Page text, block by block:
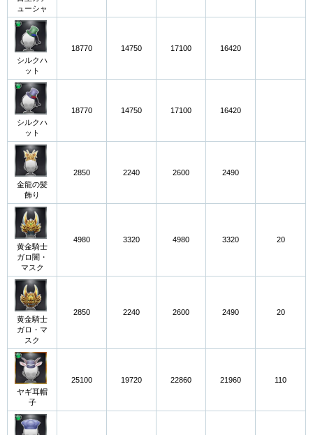
ューシャ
シルクハ
ット
18770 14750 17100 16420
シルクハ
ット
18770 14750 17100 16420
金龍の髪
飾り
2850 2240 2600 2490
黄金騎士
ガロ闇・
マスク
4980 3320 4980 3320 20
黄金騎士
ガロ・マ
スク
2850 2240 2600 2490 20
ヤギ耳帽
子
25100 19720 22860 21960 110